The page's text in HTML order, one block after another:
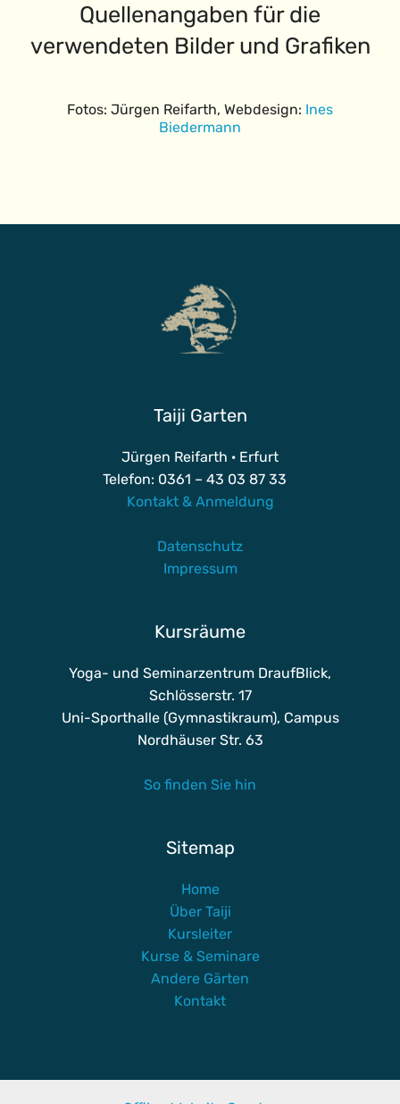
Quellenangaben für die
verwendeten Bilder und Grafiken
Fotos: Jürgen Reifarth, Webdesign: Ines
Biedermann
Taiji Garten
Jürgen Reifarth · Erfurt
Telefon: 0361 – 43 03 87 33
Kontakt & Anmeldung
Datenschutz
Impressum
Kursräume
Yoga- und Seminarzentrum DraufBlick,
Schlösserstr. 17
Uni-Sporthalle (Gymnastikraum), Campus
Nordhäuser Str. 63
So finden Sie hin
Sitemap
Home
Über Taiji
Kursleiter
Kurse & Seminare
Andere Gärten
Kontakt